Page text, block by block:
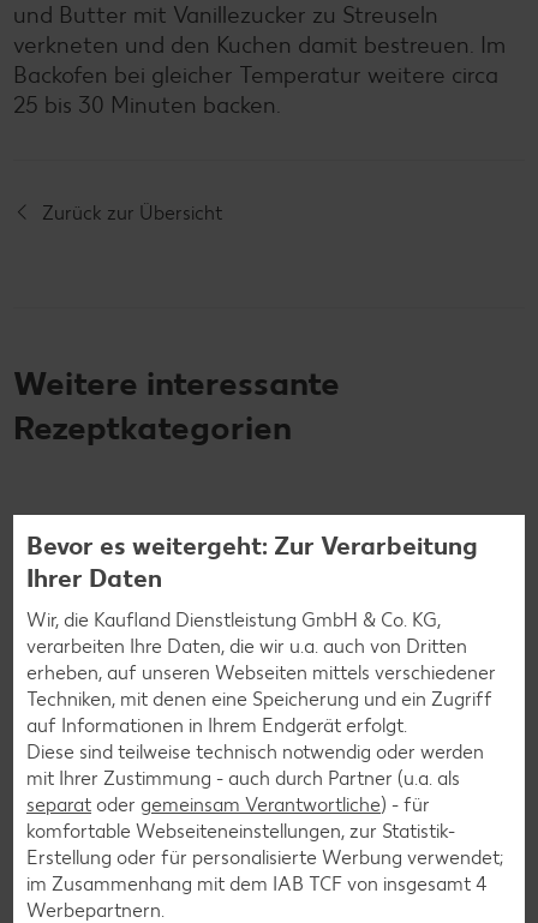
und Butter mit Vanillezucker zu Streuseln
verkneten und den Kuchen damit bestreuen. Im
Backofen bei gleicher Temperatur weitere circa
25 bis 30 Minuten backen.
Zurück zur Übersicht
Weitere interessante
Rezeptkategorien
Burger-Rezepte
Pizza-Rezepte
Pasta-Rezepte
Sushi-Rezepte
Raclette-Rezepte
Flammkuchen-Rezepte
Frühstücksrezepte
Salat-Rezepte
Spargel-Rezepte
Bevor es weitergeht: Zur Verarbeitung
Ihrer Daten
Wir, die Kaufland Dienstleistung GmbH & Co. KG,
verarbeiten Ihre Daten, die wir u.a. auch von Dritten
erheben, auf unseren Webseiten mittels verschiedener
Techniken, mit denen eine Speicherung und ein Zugriff
auf Informationen in Ihrem Endgerät erfolgt.
Diese sind teilweise technisch notwendig oder werden
mit Ihrer Zustimmung - auch durch Partner (u.a. als
separat oder gemeinsam Verantwortliche) - für
komfortable Webseiteneinstellungen, zur Statistik-
Erstellung oder für personalisierte Werbung verwendet;
im Zusammenhang mit dem IAB TCF von insgesamt 4
Werbepartnern.